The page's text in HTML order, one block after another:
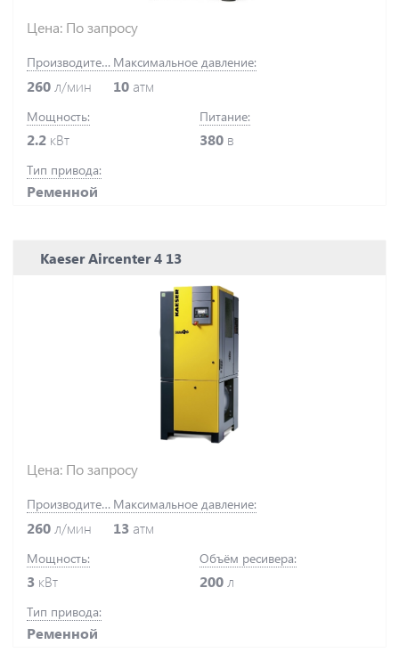
Цена: По запросу
Производительность:
260 л/мин
Максимальное давление:
10 атм
Мощность:
2.2 кВт
Питание:
380 в
Тип привода:
Ременной
Kaeser Aircenter 4 13
Цена: По запросу
Производительность:
260 л/мин
Максимальное давление:
13 атм
Мощность:
3 кВт
Объём ресивера:
200л
Тип привода:
Ременной